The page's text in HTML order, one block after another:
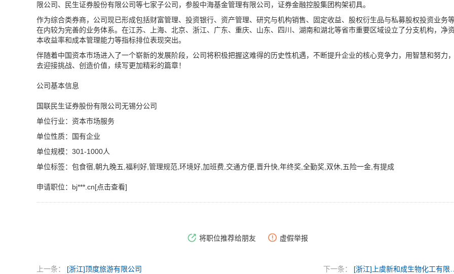
限公司、民生证券股份有限公司等七家子公司，参股中海基金管理有限公司，证券金融控股集团构架初具。
作为综合类券商，公司现已形成包括财富管理、投资银行、资产管理、研究与机构销售、固定收益、股权衍生品与私募股权投资业务
在内较为完善的业务体系。在江苏、上海、北京、浙江、广东、重庆、山东、四川、湖南和湖北等省市重要区域设立了分支机构，净
本收益率和成本管理能力等指标排位表现突出。
伴随着中国资本市场进入了一个崭新的发展阶段，公司将积极把握这难得的历史性机遇，不断提升企业的核心竞争力，用智慧和努力
去迎接挑战、创造价值，续写更加精彩的篇章！
公司基本信息
国联民生证券股份有限公司无锡分公司
单位行业：资本市场服务
单位性质：国有企业
单位规模：301-1000人
单位标签：包食宿,朝九晚五,福利好,管理规范,环境好,加班费,交通方便,晋升快,年终奖,全勤奖,双休,五险一金,有提成
申请职位： bj***.cn[点击查看]
将职位推荐给朋友 虚假举报
上一条： [浙江]顶度旅游有限公司 下一条： [浙江]上虞新